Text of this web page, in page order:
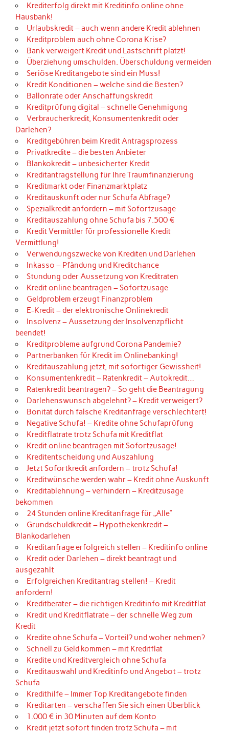
Krediterfolg direkt mit Kreditinfo online ohne
Hausbank!
Urlaubskredit – auch wenn andere Kredit ablehnen
Kreditproblem auch ohne Corona Krise?
Bank verweigert Kredit und Lastschrift platzt!
Überziehung umschulden. Überschuldung vermeiden
Seriöse Kreditangebote sind ein Muss!
Kredit Konditionen – welche sind die Besten?
Ballonrate oder Anschaffungskredit
Kreditprüfung digital – schnelle Genehmigung
Verbraucherkredit, Konsumentenkredit oder
Darlehen?
Kreditgebühren beim Kredit Antragsprozess
Privatkredite – die besten Anbieter
Blankokredit – unbesicherter Kredit
Kreditantragstellung für Ihre Traumfinanzierung
Kreditmarkt oder Finanzmarktplatz
Kreditauskunft oder nur Schufa Abfrage?
Spezialkredit anfordern – mit Sofortzusage
Kreditauszahlung ohne Schufa bis 7.500 €
Kredit Vermittler für professionelle Kredit
Vermittlung!
Verwendungszwecke von Krediten und Darlehen
Inkasso – Pfändung und Kreditchance
Stundung oder Aussetzung von Kreditraten
Kredit online beantragen – Sofortzusage
Geldproblem erzeugt Finanzproblem
E-Kredit – der elektronische Onlinekredit
Insolvenz – Aussetzung der Insolvenzpflicht
beendet!
Kreditprobleme aufgrund Corona Pandemie?
Partnerbanken für Kredit im Onlinebanking!
Kreditauszahlung jetzt, mit sofortiger Gewissheit!
Konsumentenkredit – Ratenkredit – Autokredit…
Ratenkredit beantragen? – So geht die Beantragung
Darlehenswunsch abgelehnt? – Kredit verweigert?
Bonität durch falsche Kreditanfrage verschlechtert!
Negative Schufa! – Kredite ohne Schufaprüfung
Kreditflatrate trotz Schufa mit Kreditflat
Kredit online beantragen mit Sofortzusage!
Kreditentscheidung und Auszahlung
Jetzt Sofortkredit anfordern – trotz Schufa!
Kreditwünsche werden wahr – Kredit ohne Auskunft
Kreditablehnung – verhindern – Kreditzusage
bekommen
24 Stunden online Kreditanfrage für „Alle“
Grundschuldkredit – Hypothekenkredit –
Blankodarlehen
Kreditanfrage erfolgreich stellen – Kreditinfo online
Kredit oder Darlehen – direkt beantragt und
ausgezahlt
Erfolgreichen Kreditantrag stellen! – Kredit
anfordern!
Kreditberater – die richtigen Kreditinfo mit Kreditflat
Kredit und Kreditflatrate – der schnelle Weg zum
Kredit
Kredite ohne Schufa – Vorteil? und woher nehmen?
Schnell zu Geld kommen – mit Kreditflat
Kredite und Kreditvergleich ohne Schufa
Kreditauswahl und Kreditinfo und Angebot – trotz
Schufa
Kredithilfe – Immer Top Kreditangebote finden
Kreditarten – verschaffen Sie sich einen Überblick
1.000 € in 30 Minuten auf dem Konto
Kredit jetzt sofort finden trotz Schufa – mit